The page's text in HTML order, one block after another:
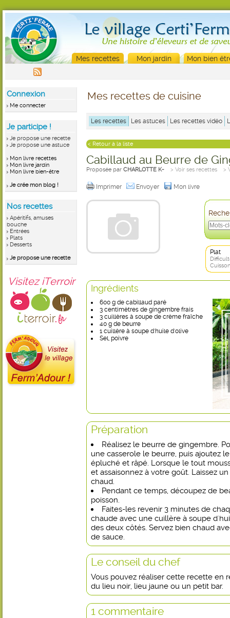
Mes recettes Mon jardin Mon bien
Connexion
Me connecter
Je participe !
Je propose une recette
Je propose une astuce
Mon livre recettes
Mon livre jardin
Mon livre bien-être
Je crée mon blog !
Nos recettes
Apéritifs, amuses
bouche
Entrées
Plats
Desserts
Je propose une recette
Visitez iTerroir
Mes recettes de cuisine
Les recettes Les astuces Les recettes vidéo
< Retour à la liste
Cabillaud au Beurre de
Proposée par CHARLOTTE K- > Voir ses recettes >
Imprimer Envoyer Mon livre
Plat
Ingrédients
600 g de cabillaud paré
3 centimètres de gingembre frais
3 cuillères à soupe de crème fraîche
40 g de beurre
1 cuillère à soupe d'huile d'olive
Sel, poivre
Préparation
Réalisez le beurre de gingembre.
une casserole le beurre, puis ajoutez
épluché et râpé. Lorsque le tout
et assaisonnez à votre goût. Laissez
chaud.
Pendant ce temps, découpez de
poisson.
Faites-les revenir 3 minutes de
chaude avec une cuillère à soupe
des deux côtés. Servez bien chaud
de sauce.
Le conseil du chef
Vous pouvez réaliser cette recette en
du lieu noir, lieu jaune ou un petit bar.
1 commentaire